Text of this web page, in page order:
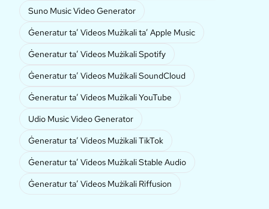
Suno Music Video Generator
Ġeneratur ta’ Videos Mużikali ta’ Apple Music
Ġeneratur ta’ Videos Mużikali Spotify
Ġeneratur ta’ Videos Mużikali SoundCloud
Ġeneratur ta’ Videos Mużikali YouTube
Udio Music Video Generator
Ġeneratur ta’ Videos Mużikali TikTok
Ġeneratur ta’ Videos Mużikali Stable Audio
Ġeneratur ta’ Videos Mużikali Riffusion